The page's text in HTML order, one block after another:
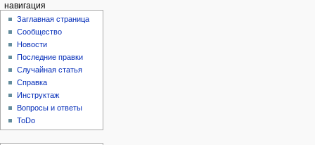
навигация
Заглавная страница
Сообщество
Новости
Последние правки
Случайная статья
Справка
Инструктаж
Вопросы и ответы
ToDo